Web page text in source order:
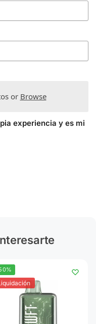
or Browse
experiencia y es mi